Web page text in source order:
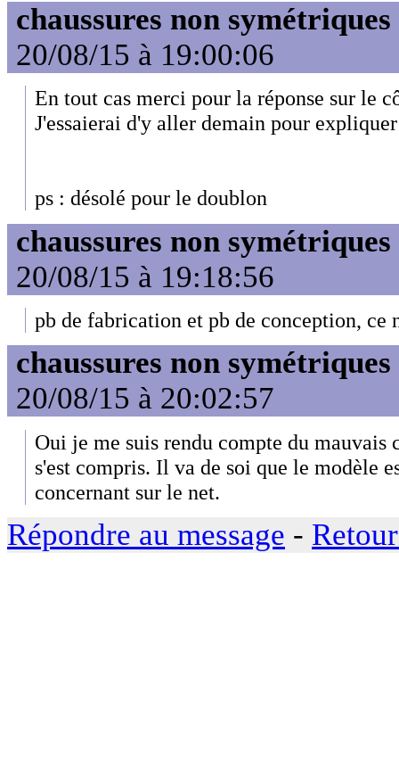
chaussures non symétriques
20/08/15 à 19:00:06
En tout cas merci pour la réponse sur le
J'essaierai d'y aller demain pour
ps : désolé pour le doublon
chaussures non symétriques
20/08/15 à 19:18:56
pb de fabrication et pb de conception, ce
chaussures non symétriques
20/08/15 à 20:02:57
Oui je me suis rendu compte du mauvais
s'est compris. Il va de soi que le modèle
concernant sur le net.
Répondre au message -